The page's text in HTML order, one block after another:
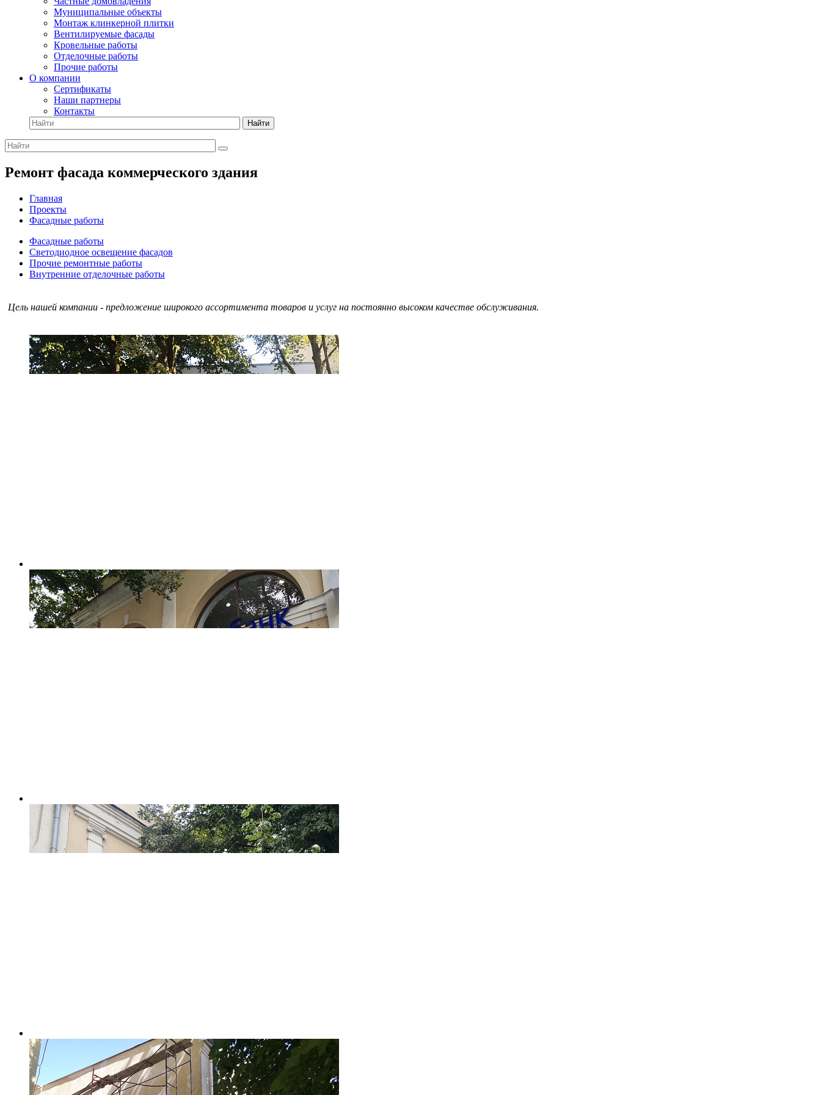
Муниципальные объекты
Монтаж клинкерной плитки
Вентилируемые фасады
Кровельные работы
Отделочные работы
Прочие работы
О компании
Сертификаты
Наши партнеры
Контакты
Найти
Ремонт фасада коммерческого здания
Главная
Проекты
Фасадные работы
Фасадные работы
Светодиодное освещение фасадов
Прочие ремонтные работы
Внутренние отделочные работы
Цель нашей компании - предложение широкого ассортимента товаров и услуг на постоянно высоком качестве обслуживания.